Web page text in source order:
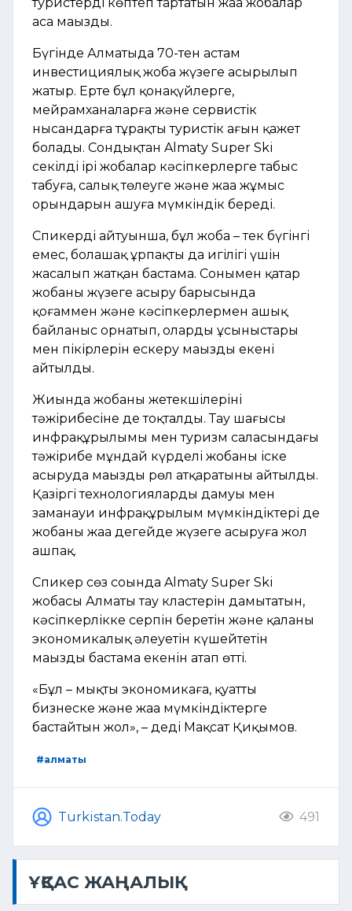
туристерді көптеп тартатын жаңа жобалар
аса маңызды.
Бүгінде Алматыда 70-тен астам
инвестициялық жоба жүзеге асырылып
жатыр. Ертең бұл қонақүйлерге,
мейрамханаларға және сервистік
нысандарға тұрақты туристік ағын қажет
болады. Сондықтан Almaty Super Ski
секілді ірі жобалар кәсіпкерлерге табыс
табуға, салық төлеуге және жаңа жұмыс
орындарын ашуға мүмкіндік береді.
Спикердің айтуынша, бұл жоба – тек бүгінгі
емес, болашақ ұрпақтың да игілігі үшін
жасалып жатқан бастама. Сонымен қатар
жобаны жүзеге асыру барысында
қоғаммен және кәсіпкерлермен ашық
байланыс орнатып, олардың ұсыныстары
мен пікірлерін ескеру маңызды екені
айтылды.
Жиында жобаның жетекшілерінің
тәжірибесіне де тоқталды. Тау шаңғысы
инфрақұрылымы мен туризм саласындағы
тәжірибе мұндай күрделі жобаны іске
асыруда маңызды рөл атқаратыны айтылды.
Қазіргі технологиялардың дамуы мен
заманауи инфрақұрылым мүмкіндіктері де
жобаны жаңа деңгейде жүзеге асыруға жол
ашпақ.
Спикер сөз соңында Almaty Super Ski
жобасы Алматы тау кластерін дамытатын,
кәсіпкерлікке серпін беретін және қаланың
экономикалық әлеуетін күшейтетін
маңызды бастама екенін атап өтті.
«Бұл – мықты экономикаға, қуатты
бизнеске және жаңа мүмкіндіктерге
бастайтын жол», – деді Мақсат Қиқымов.
#алматы
Turkistan.Today 491
ҰҚСАС ЖАҢАЛЫҚ